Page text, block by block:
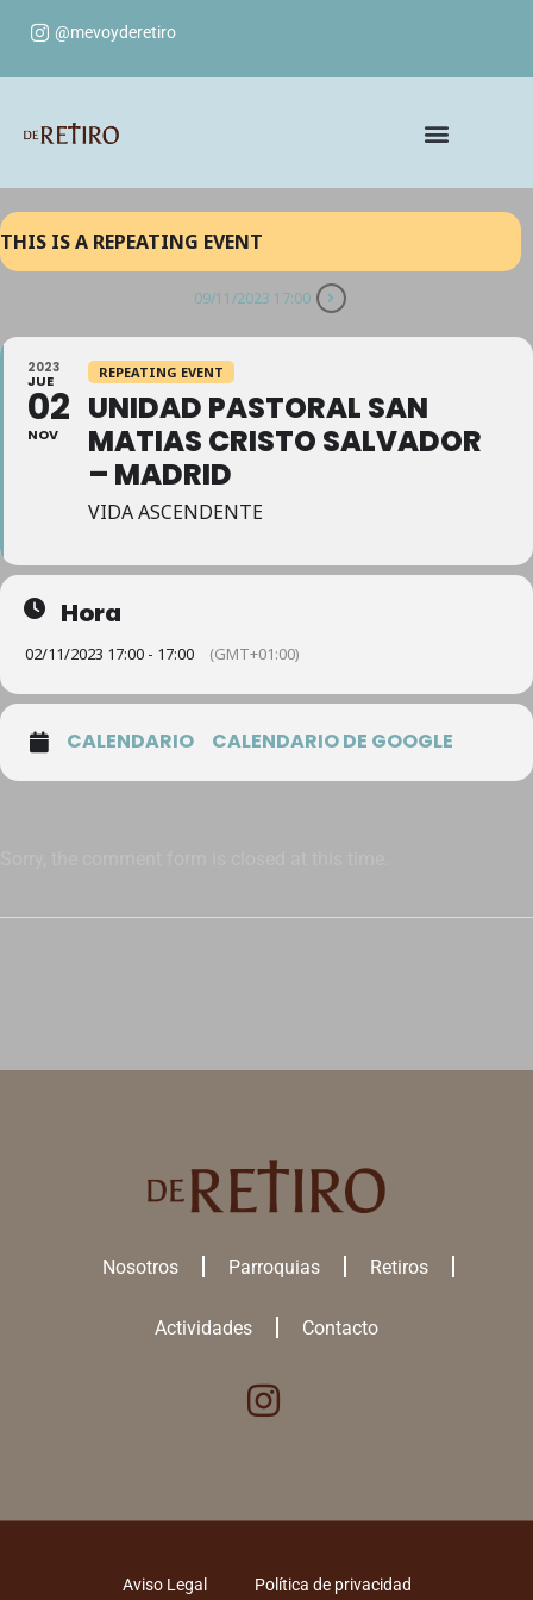
@mevoyderetiro
THIS IS A REPEATING EVENT
09/11/2023 17:00
2023
JUE
02
NOV
REPEATING EVENT
UNIDAD PASTORAL SAN
MATIAS CRISTO SALVADOR
– MADRID
VIDA ASCENDENTE
Hora
02/11/2023 17:00 - 17:00 (GMT+01:00)
CALENDARIO CALENDARIO DE GOOGLE
Nosotros Parroquias Retiros
Actividades Contacto
Aviso Legal Política de privacidad
RECHAZAR